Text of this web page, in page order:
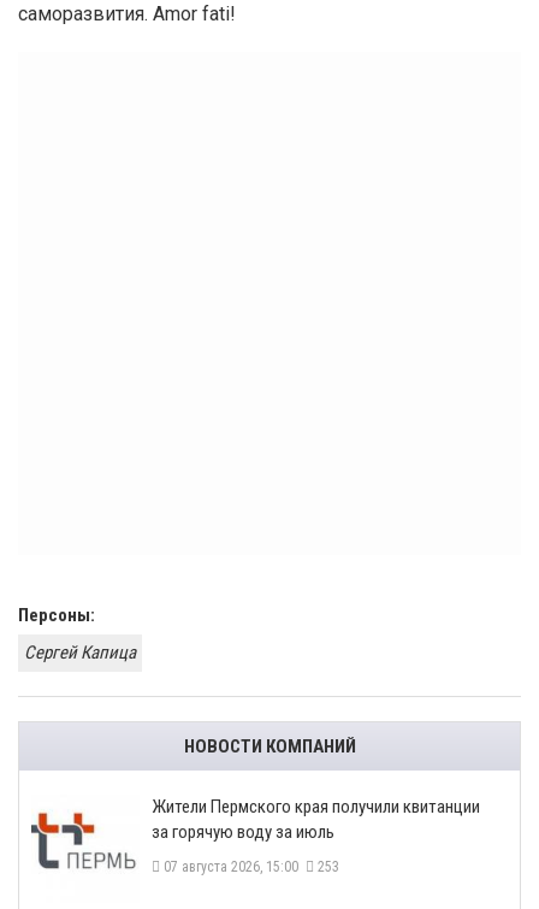
саморазвития. Amor fati!
Персоны:
Сергей Капица
НОВОСТИ КОМПАНИЙ
​Жители Пермского края получили квитанции
за горячую воду за июль
07 августа 2026, 15:00 253